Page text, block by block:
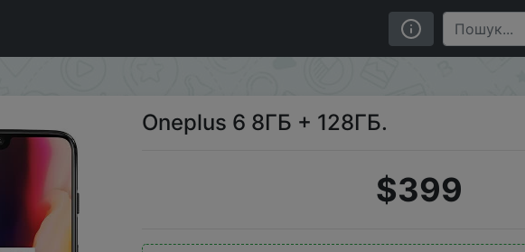
Oneplus 6 8ГБ + 128ГБ.
$399